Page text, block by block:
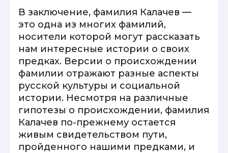
В заключение, фамилия Калачев —
это одна из многих фамилий,
носители которой могут рассказать
нам интересные истории о своих
предках. Версии о происхождении
фамилии отражают разные аспекты
русской культуры и социальной
истории. Несмотря на различные
гипотезы о происхождении, фамилия
Калачев по-прежнему остается
живым свидетельством пути,
пройденного нашими предками, и